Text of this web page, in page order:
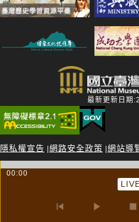
最新更新日期
隱私權宣告 網路安全政策 網站導
國立臺灣歷史博物館著作權所有 ©
館址：70946臺南市安南區長和路一
00:00